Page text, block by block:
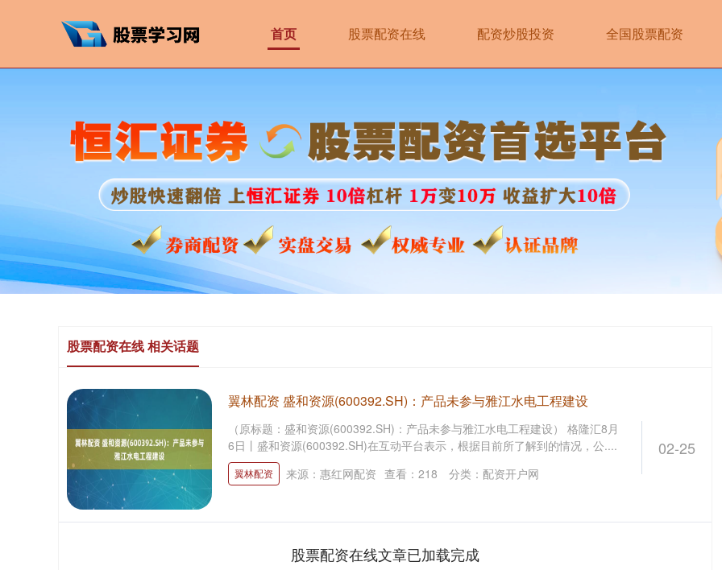
首页 股票配资在线 配资炒股投资 全国股票配资
股票配资在线 相关话题
02-25
翼林配资 盛和资源(600392.SH)：产品未参与雅江水电工程建设
（原标题：盛和资源(600392.SH)：产品未参与雅江水电工程建设） 格隆汇8月
6日丨盛和资源(600392.SH)在互动平台表示，根据目前所了解到的情况，公....
翼林配资 来源：惠红网配资 查看： 218 分类： 配资开户网
股票配资在线文章已加载完成